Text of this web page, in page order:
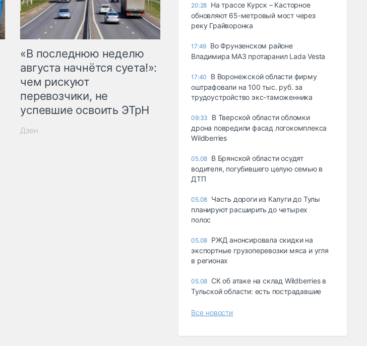
«В последнюю неделю
августа начнётся суета!»:
чем рискуют
перевозчики, не
успевшие освоить ЭТрН
Дзен
20:28 На трассе Курск – Касторное
обновляют 65-метровый мост через
реку Грайворонка
17:49 Во Фрунзенском районе
Владимира МАЗ протаранил Lada Vesta
17:40
В Воронежской области фирму
оштрафовали на 100 тыс. руб. за
трудоустройство экс-таможенника
09:33
В Тверской области обломки
дрона повредили фасад логокомплекса
Wildberries
05.08 В Брянской области осудят
водителя, погубившего целую семью в
ДТП
05.08 Часть дороги из Калуги до Тулы
планируют расширить до четырех
полос
05.08 РЖД анонсировала скидки на
экспортные грузоперевозки мяса и угля
в регионах
05.08 СК об атаке на склад Wildberries в
Тульской области: есть пострадавшие
Все новости